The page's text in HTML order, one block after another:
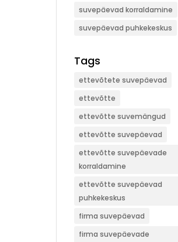
suvepäevad korraldamine
suvepäevad puhkekeskus
Tags
ettevõtete suvepäevad
ettevõtte
ettevõtte suvemängud
ettevõtte suvepäevad
ettevõtte suvepäevade
korraldamine
ettevõtte suvepäevad
puhkekeskus
firma suvepäevad
firma suvepäevade